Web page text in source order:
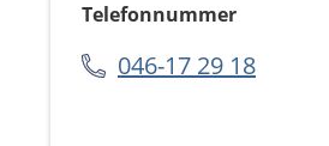
Telefonnummer
046-17 29 18